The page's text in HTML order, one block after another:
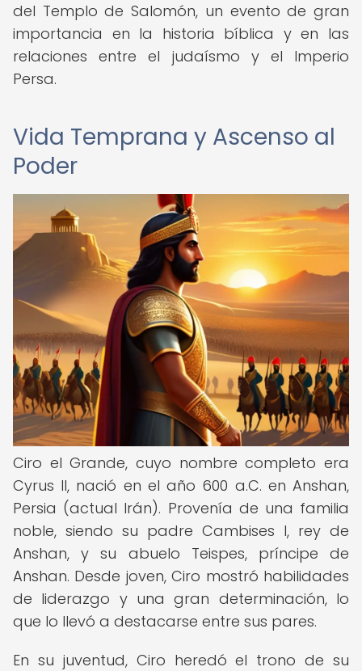
del Templo de Salomón, un evento de gran
importancia en la historia bíblica y en las
relaciones entre el judaísmo y el Imperio
Persa.
Vida Temprana y Ascenso al
Poder
Ciro el Grande, cuyo nombre completo era
Cyrus II, nació en el año 600 a.C. en Anshan,
Persia (actual Irán). Provenía de una familia
noble, siendo su padre Cambises I, rey de
Anshan, y su abuelo Teispes, príncipe de
Anshan. Desde joven, Ciro mostró habilidades
de liderazgo y una gran determinación, lo
que lo llevó a destacarse entre sus pares.
En su juventud, Ciro heredó el trono de su